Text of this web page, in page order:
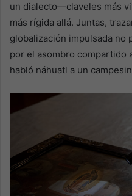
un dialecto—claveles más
más rígida allá. Juntas,
globalización impulsada no
por el asombro compartido
habló náhuatl a un